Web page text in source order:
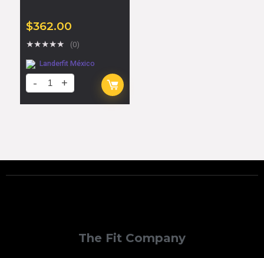
$362.00
★★★★★ (0)
Landerfit México
The Fit Company